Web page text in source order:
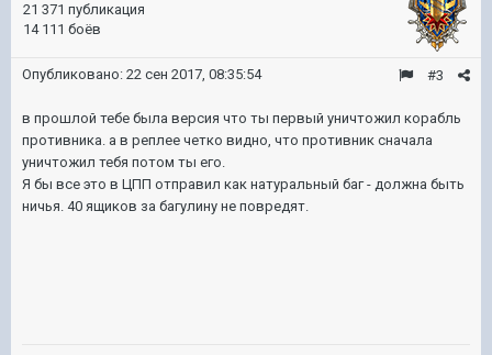
21 371 публикация
14 111 боёв
#3
Опубликовано: 22 сен 2017, 08:35:54
в прошлой тебе была версия что ты первый уничтожил корабль
противника. а в реплее четко видно, что противник сначала
уничтожил тебя потом ты его.
Я бы все это в ЦПП отправил как натуральный баг - должна быть
ничья. 40 ящиков за багулину не повредят.